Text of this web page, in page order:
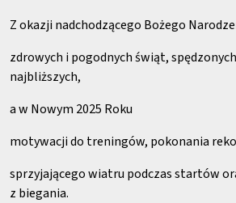
Z okazji nadchodzącego Bożego
zdrowych i pogodnych świąt,
najbliższych,
a w Nowym 2025 Roku
motywacji do treningów, pokonania
sprzyjającego wiatru podczas startów
z biegania.